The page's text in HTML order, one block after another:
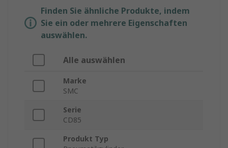
Finden Sie ähnliche Produkte, indem
Sie ein oder mehrere Eigenschaften
auswählen.
Alle auswählen
Marke
SMC
Serie
CD85
Produkt Typ